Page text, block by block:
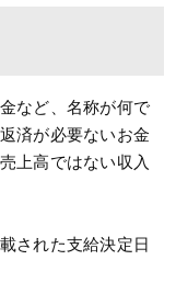
など、名称が何で
済が必要ないお金
上高ではない収入
された支給決定日